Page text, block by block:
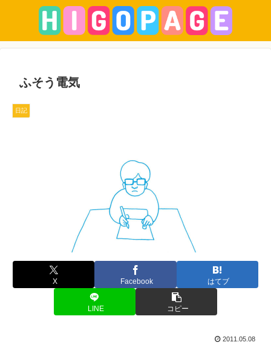
ふそう電気
日記
X Facebook はてブ
LINE コピー
2011.05.08